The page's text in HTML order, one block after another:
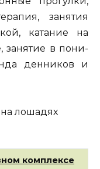
занятия
катание на
занятие в пони-
денников и
комплексе